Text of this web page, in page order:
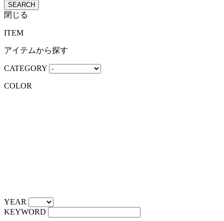
SEARCH
閉じる
ITEM
アイテムから探す
CATEGORY
COLOR
YEAR
KEYWORD